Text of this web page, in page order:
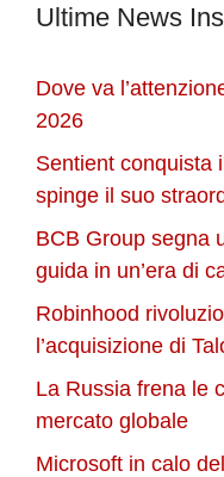
Ultime News
Dove va
2026
Sentient conquista
spinge il suo
BCB Group segna
guida in un’era di
Robinhood
l’acquisizione di
La Russia frena le
mercato globale
Microsoft in calo